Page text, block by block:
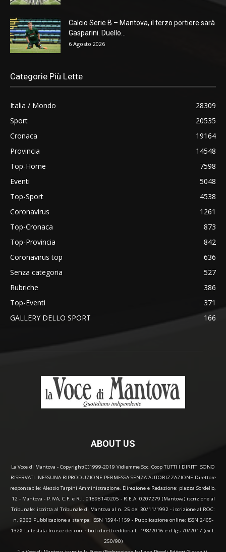
Calcio Serie B – Mantova, il terzo portiere sarà
Gasparini. Duello...
6 Agosto 2026
Categorie Più Lette
Italia / Mondo
28309
Sport
20535
Cronaca
19164
Provincia
14548
Top-Home
7598
Eventi
5048
Top-Sport
4538
Coronavirus
1261
Top-Cronaca
873
Top-Provincia
842
Coronavirus top
636
Senza categoria
527
Rubriche
386
Top-Eventi
371
GALLERY DELLO SPORT
166
ABOUT US
La Voce di Mantova - Copyright(C)1999-2019 Vidiemme Soc. Coop TUTTI I DIRITTI SONO
RISERVATI. NESSUNA RIPRODUZIONE PERMESSA SENZA AUTORIZZAZIONE Direttore
responsabile: Alessio Tarpini Amministrazione, Direzione e Redazione: piazza Sordello,
12 - Mantova - P.IVA, C.F. e R.I. 01898140205 - R.E.A. 0207279 (Mantova) iscrizione al
Tribunale: iscritta al Tribunale di Mantova al n. 25 del 30/11/1992 - iscrizione al ROC:
n. 9363 Pubblicazione a stampa: ISSN 1594-1159 - Pubblicazione online: ISSN 2465-
132X La testata fruisce dei contributi diretti editoria L. 198/2016 e d.lgs 70/2017 (ex L.
250/90)